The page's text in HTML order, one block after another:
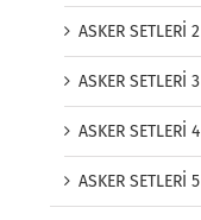
ASKER SETLERİ 2
ASKER SETLERİ 3
ASKER SETLERİ 4
ASKER SETLERİ 5